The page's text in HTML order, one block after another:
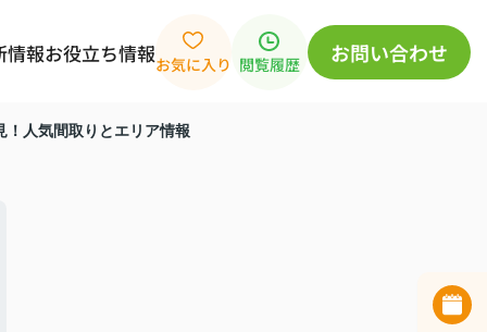
情報お役立ち情報お気に入り 閲覧履歴 お問い合わせ
！人気間取りとエリア情報